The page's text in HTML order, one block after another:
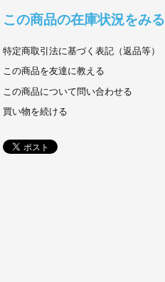
この商品の在庫状況をみる
特定商取引法に基づく表記（返品等）
この商品を友達に教える
この商品について問い合わせる
買い物を続ける